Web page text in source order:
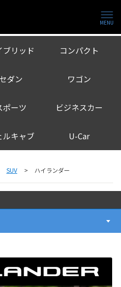
MENU
ブリッド コンパクト
セダン ワゴン
ポーツ ビジネスカー
ルキャブ U-Car
SUV ハイランダー